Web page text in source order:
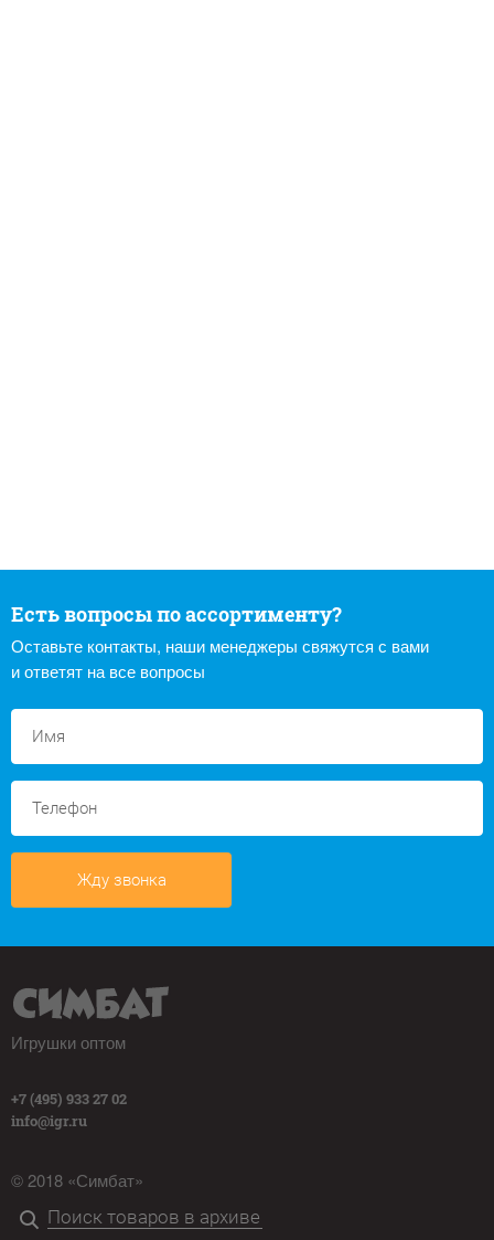
Есть вопросы по ассортименту?
Оставьте контакты, наши менеджеры свяжутся с вами
и ответят на все вопросы
Жду звонка
Игрушки оптом
+7 (495) 933 27 02
info@igr.ru
© 2018 «Симбат»